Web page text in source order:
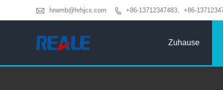
 hrwmb@hrhjcs.com  +86-13712347483、+86-
Zuhause